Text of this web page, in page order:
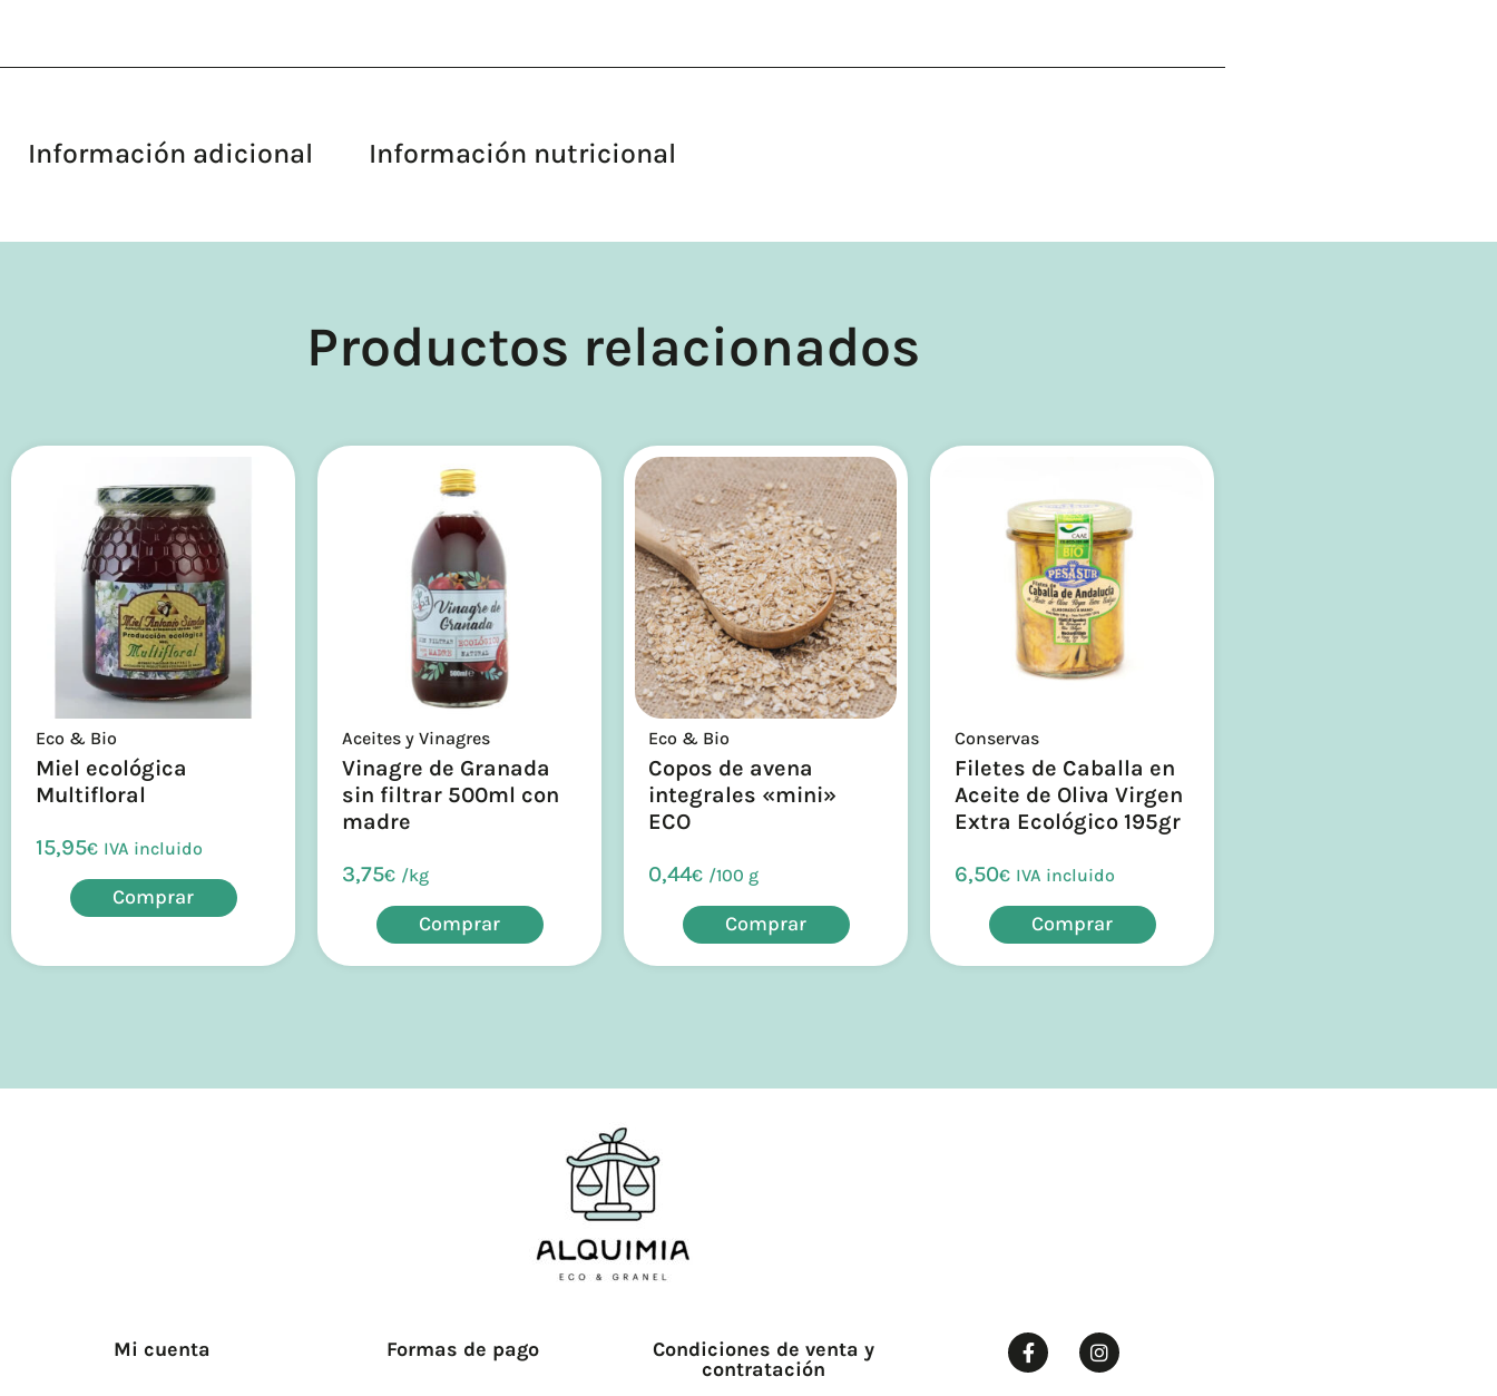
Información adicional Información nutricional
Productos relacionados
Eco & Bio
Miel ecológica
Multifloral
15,95€ IVA incluido
Comprar
Aceites y Vinagres
Vinagre de Granada
sin filtrar 500ml con
madre
3,75€ /kg
Comprar
Eco & Bio
Copos de avena
integrales «mini»
ECO
0,44€ /100 g
Comprar
Conservas
Filetes de Caballa en
Aceite de Oliva Virgen
Extra Ecológico 195gr
6,50€ IVA incluido
Comprar
Mi cuenta Formas de pago
Condiciones de venta y
contratación